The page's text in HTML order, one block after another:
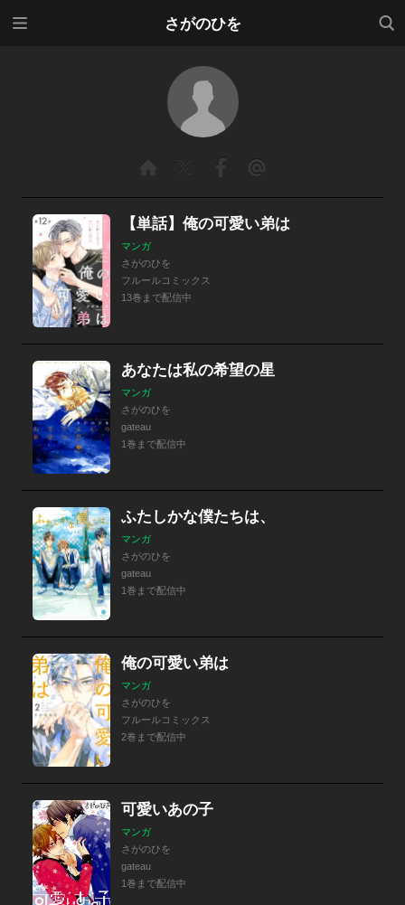
さがのひを
検索
【単話】俺の可愛い弟は
マンガ
さがのひを
フルールコミックス
13巻まで配信中
あなたは私の希望の星
マンガ
さがのひを
gateau
1巻まで配信中
ふたしかな僕たちは、
マンガ
さがのひを
gateau
1巻まで配信中
俺の可愛い弟は
マンガ
さがのひを
フルールコミックス
2巻まで配信中
可愛いあの子
マンガ
さがのひを
gateau
1巻まで配信中